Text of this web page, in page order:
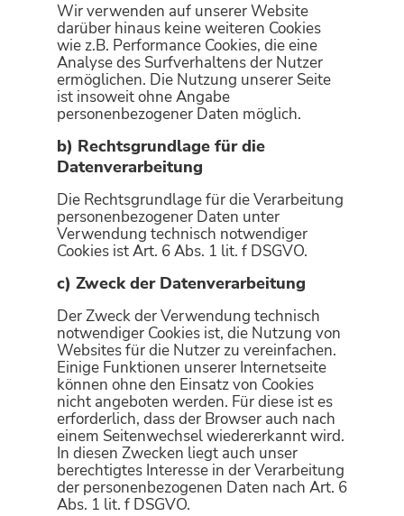
Wir verwenden auf unserer Website
darüber hinaus keine weiteren Cookies
wie z.B. Performance Cookies, die eine
Analyse des Surfverhaltens der Nutzer
ermöglichen. Die Nutzung unserer Seite
ist insoweit ohne Angabe
personenbezogener Daten möglich.
b) Rechtsgrundlage für die
Datenverarbeitung
Die Rechtsgrundlage für die Verarbeitung
personenbezogener Daten unter
Verwendung technisch notwendiger
Cookies ist Art. 6 Abs. 1 lit. f DSGVO.
c) Zweck der Datenverarbeitung
Der Zweck der Verwendung technisch
notwendiger Cookies ist, die Nutzung von
Websites für die Nutzer zu vereinfachen.
Einige Funktionen unserer Internetseite
können ohne den Einsatz von Cookies
nicht angeboten werden. Für diese ist es
erforderlich, dass der Browser auch nach
einem Seitenwechsel wiedererkannt wird.
In diesen Zwecken liegt auch unser
berechtigtes Interesse in der Verarbeitung
der personenbezogenen Daten nach Art. 6
Abs. 1 lit. f DSGVO.